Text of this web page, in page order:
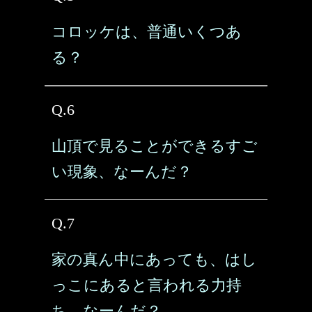
コロッケは、普通いくつあ
る？
Q.6
山頂で見ることができるすご
い現象、なーんだ？
Q.7
家の真ん中にあっても、はし
っこにあると言われる力持